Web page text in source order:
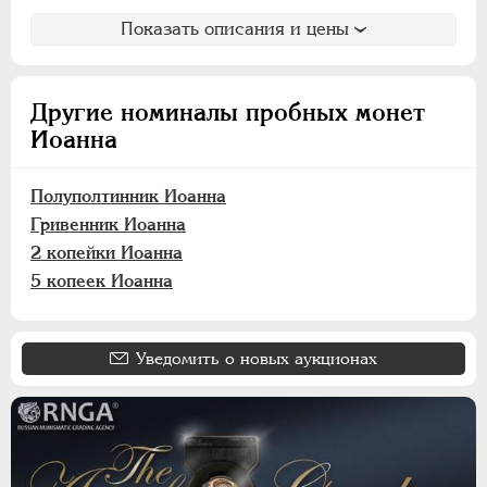
Показать описания и цены
Другие номиналы пробных монет
Иоанна
Полуполтинник Иоанна
Гривенник Иоанна
2 копейки Иоанна
5 копеек Иоанна
Уведомить о новых аукционах
НИКОЛАЙ II 1894-1917